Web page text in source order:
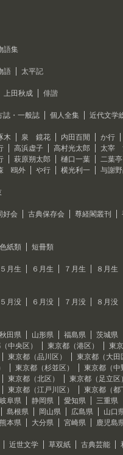
語集
語
太平記
上田秋成
俳諧
誌・一般誌 個人全集
近代文学
木 泉 鏡花 内田百閒
か行
高浜虚子 高村光太郎
太宰
萩原朔太郎 樋口一葉
二葉
鴎外 や行 横光利一
与謝
好会 古典保存会 尊経閣叢刊
色紙類
短冊類
５月生 ６月生 ７月生
８月生
５月没 ６月没 ７月没
８月没
秋田県 山形県 福島県
茨城県
中央区） 東京都（港区）
東
東京都（品川区）
東京都（大田
東京都（杉並区）
東京都（中
東京都（北区）
東京都（足立区
東京都（江戸川区）
東京都（都
岐阜県 静岡県 愛知県
三重県
島根県 岡山県 広島県
山口
熊本県 大分県 宮崎県
鹿児島
近世文学 草双紙 古典芸能